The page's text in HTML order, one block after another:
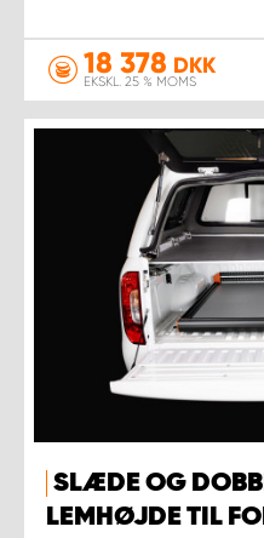
18 378 DKK
EKSKL. 25 % MOMS
SLÆDE OG
LEMHØJDE TIL